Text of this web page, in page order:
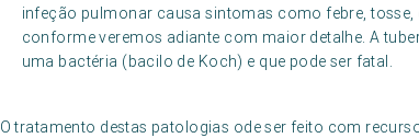
infeção pulmonar causa sintomas como febre,
conforme veremos adiante com maior detalhe. A
uma bactéria (bacilo de Koch) e que pode ser fatal.
O tratamento destas patologias ode ser feito com